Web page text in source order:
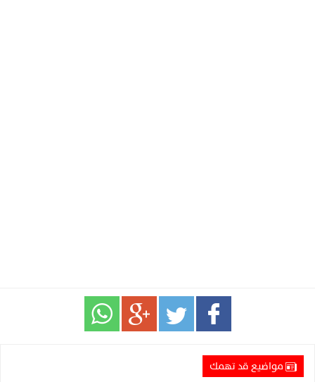
مواضيع قد تهمك